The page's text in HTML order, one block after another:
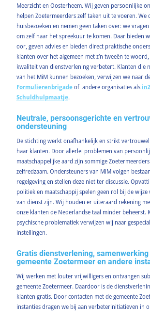
Meerzicht en Oosterheem. Wij geven persoonlijke
helpen Zoetermeerders zelf taken uit te voeren. We
huisbezoeken en nemen geen taken over: we
om zelf naar het spreekuur te komen. Daar bieden
oor, geven advies en bieden direct praktische
klanten over het algemeen met z’n tweeën te
kwaliteit van dienstverlening verbetert. Klanten die
van het MiM kunnen bezoeken, verwijzen we naar
Formulierenbrigadeof andere organisaties als
Schuldhulpmaatje.
Neutrale, persoonsgerichte en
ondersteuning
De stichting werkt onafhankelijk en strikt
haar klanten. Door allerlei problemen van
maatschappelijke aard zijn sommige
zelfredzaam. Ondersteuners van MiM volgen
regelgeving en stellen deze niet ter discussie.
politiek en maatschappij spelen geen rol bij de
van dienst zijn. Wij houden er uiteraard rekening
onze klanten de Nederlandse taal minder beheerst.
psychische problematiek verwijzen wij naar
instellingen.
Gratis dienstverlening,
gemeente Zoetermeer en andere
Wij werken met louter vrijwilligers en ontvangen
gemeente Zoetermeer. Daardoor is de
klanten gratis. Door contacten met de gemeente
instanties dragen we bij aan verbeterinitiatieven in